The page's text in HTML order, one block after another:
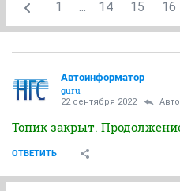
1 ... 14 15 16
Автоинформатор
guru
22 сентября 2022
Топик закрыт.
ОТВЕТИТЬ